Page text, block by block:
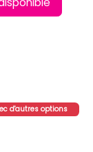
d'autres options